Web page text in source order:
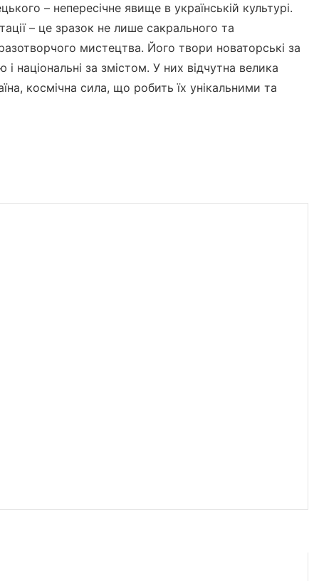
– непересічне явище в українській культурі.
– це зразок не лише сакрального та
мистецтва. Його твори новаторські за
національні за змістом. У них відчутна велика
космічна сила, що робить їх унікальними та